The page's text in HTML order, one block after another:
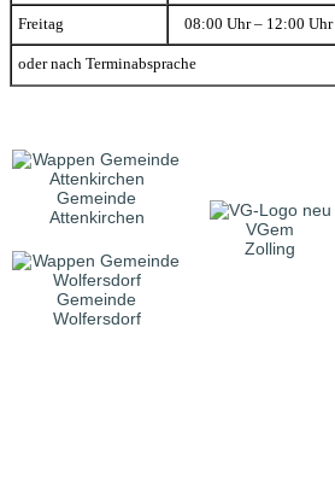
Freitag 08:00 Uhr – 12:00 Uhr
oder nach Terminabsprache
Gemeinde
Attenkirchen
VGem
Zolling
Gemeinde
Wolfersdorf